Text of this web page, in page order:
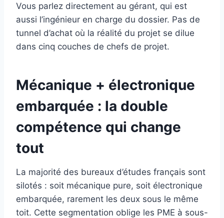
Vous parlez directement au gérant, qui est
aussi l’ingénieur en charge du dossier. Pas de
tunnel d’achat où la réalité du projet se dilue
dans cinq couches de chefs de projet.
Mécanique + électronique
embarquée : la double
compétence qui change
tout
La majorité des bureaux d’études français sont
silotés : soit mécanique pure, soit électronique
embarquée, rarement les deux sous le même
toit. Cette segmentation oblige les PME à sous-